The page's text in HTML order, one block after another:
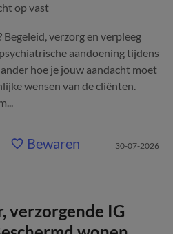
op vast
verzorg en verpleeg
aandoening tijdens
hoe je jouw aandacht moet
wensen van de cliënten.
Bewaren 30-07-2026
verzorgende IG